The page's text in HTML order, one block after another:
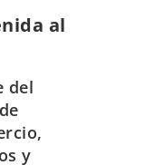
al
del
y